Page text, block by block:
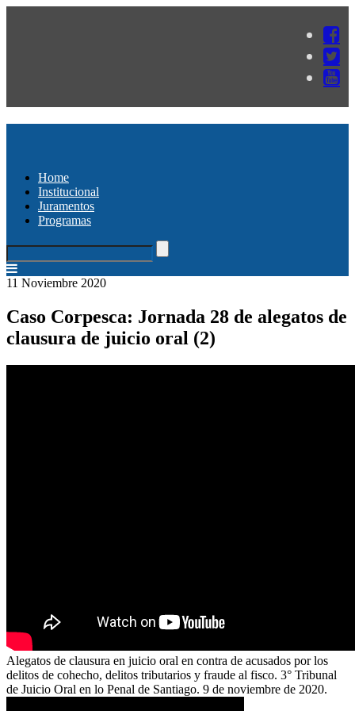
Home
Institucional
Juramentos
Programas
11 Noviembre 2020
Caso Corpesca: Jornada 28 de alegatos de
clausura de juicio oral (2)
Alegatos de clausura en juicio oral en contra de acusados por los
delitos de cohecho, delitos tributarios y fraude al fisco. 3° Tribunal
de Juicio Oral en lo Penal de Santiago. 9 de noviembre de 2020.